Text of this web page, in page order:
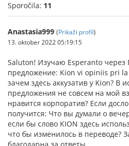
Sporočila: 11
Anastasia999 (Prikaži profil)
13. oktober 2022 05:19:15
Saluton! Изучаю Esperanto через
предложение: Kion vi opiniis pri
зачем здесь аккузатив у Kion? В
предложения не совсем на мой
нравится корпоратив? Если
получится: Что вы думали о
если бы слово KION здесь
что бы изменилось в переводе?